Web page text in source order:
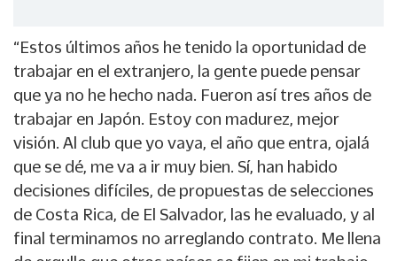
“Estos últimos años he tenido la oportunidad de
trabajar en el extranjero, la gente puede pensar
que ya no he hecho nada. Fueron así tres años de
trabajar en Japón. Estoy con madurez, mejor
visión. Al club que yo vaya, el año que entra, ojalá
que se dé, me va a ir muy bien. Sí, han habido
decisiones difíciles, de propuestas de selecciones
de Costa Rica, de El Salvador, las he evaluado, y al
final terminamos no arreglando contrato. Me llena